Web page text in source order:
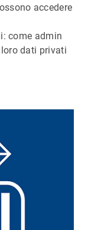
accedere
come admin
dati privati